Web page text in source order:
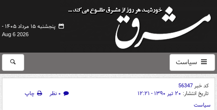
پنجشنبه ۱۵ مرداد ۱۴۰۵ -
Aug 6 2026
سیاست
کد خبر56347
تاریخ انتشار: ۲۰ تیر ۱۳۹۰ - ۱۲:۲۱ ۰ نظر
چاپ
سیاست